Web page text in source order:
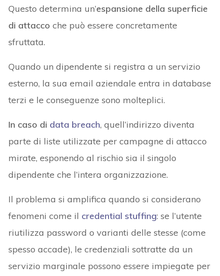
Questo determina un’espansione della superficie
di attacco che può essere concretamente
sfruttata.
Quando un dipendente si registra a un servizio
esterno, la sua email aziendale entra in database
terzi e le conseguenze sono molteplici.
In caso di data breach, quell’indirizzo diventa
parte di liste utilizzate per campagne di attacco
mirate, esponendo al rischio sia il singolo
dipendente che l’intera organizzazione.
Il problema si amplifica quando si considerano
fenomeni come il credential stuffing: se l’utente
riutilizza password o varianti delle stesse (come
spesso accade), le credenziali sottratte da un
servizio marginale possono essere impiegate per